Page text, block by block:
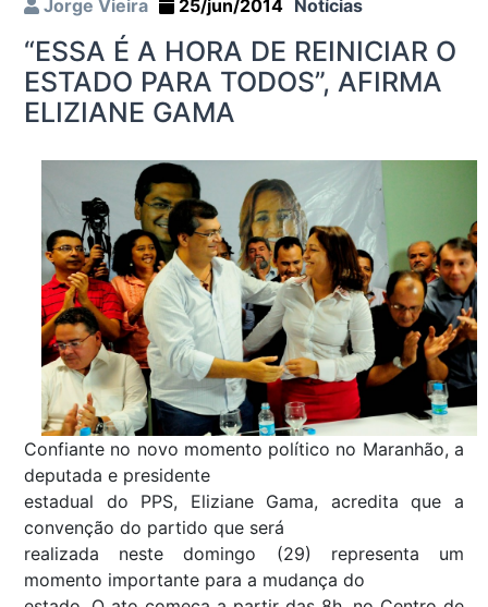
Jorge Vieira 25/jun/2014 Notícias
“ESSA É A HORA DE REINICIAR O
ESTADO PARA TODOS”, AFIRMA
ELIZIANE GAMA
Confiante no novo momento político no Maranhão, a
deputada e presidente
estadual do PPS, Eliziane Gama, acredita que a
convenção do partido que será
realizada neste domingo (29) representa um
momento importante para a mudança do